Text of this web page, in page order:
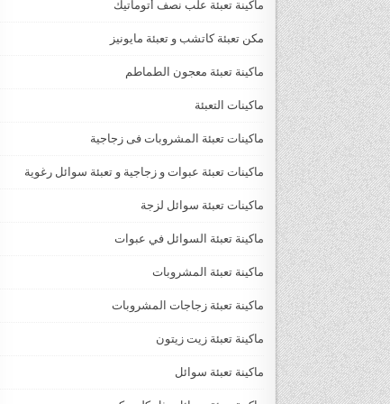
ماكينة تعبئة علب نصف أتوماتيك
مكن تعبئة كاتشب و تعبئة مايونيز
ماكينة تعبئة معجون الطماطم
ماكينات التعبئة
ماكينات تعبئة المشروبات فى زجاجية
ماكينات تعبئة عبوات و زجاجية و تعبئة سوائل رغوية
ماكينات تعبئة سوائل لزجة
‏‏‏ماكينة تعبئة السوائل في عبوات
ماكينة تعبئة المشروبات
ماكينة تعبئة زجاجات المشروبات
ماكينة تعبئة زيت زيتون
ماكينة تعبئة سوائل